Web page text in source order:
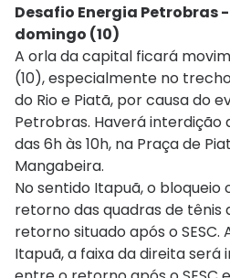
Desafio Energia Petrobras
domingo (10)
A orla da capital ficará
(10), especialmente no
do Rio e Piatã, por causa do
Petrobras. Haverá interdição
das 6h às 10h, na Praça de
Mangabeira.
No sentido Itapuã, o
retorno das quadras de tênis
retorno situado após o SESC.
Itapuã, a faixa da direita